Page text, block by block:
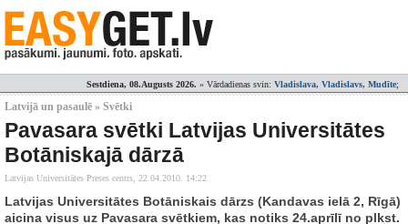
Sestdiena, 08.Augusts 2026. » Vārdadienas svin: Vladislava, Vladislavs, Mudīte;
Latvijā un pasaulē » Svētki
Pavasara svētki Latvijas Universitātes
Botāniskajā dārzā
Latvijas Universitātes Preses centrs, 22.04.2010. 14:22
Latvijas Universitātes Botāniskais dārzs (Kandavas ielā 2, Rīgā)
aicina visus uz Pavasara svētkiem, kas notiks 24.aprīlī no plkst.